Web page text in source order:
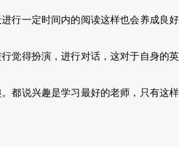
行一定时间内的阅读这样也会养成良好
觉得扮演，进行对话，这对于自身的英
都说兴趣是学习最好的老师，只有这样